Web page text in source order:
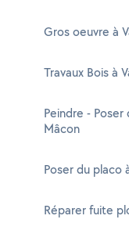
Gros oeuvre à
Travaux Bois à
Peindre -
Mâcon
Poser du placo
Réparer fuite